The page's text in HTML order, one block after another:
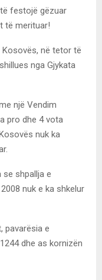
festojë gëzuar
të merituar!
në tetor të
nga Gjykata
një Vendim
pro dhe 4 vota
nuk ka
se shpallja e
nuk e ka shkelur
pavarësia e
dhe as kornizën